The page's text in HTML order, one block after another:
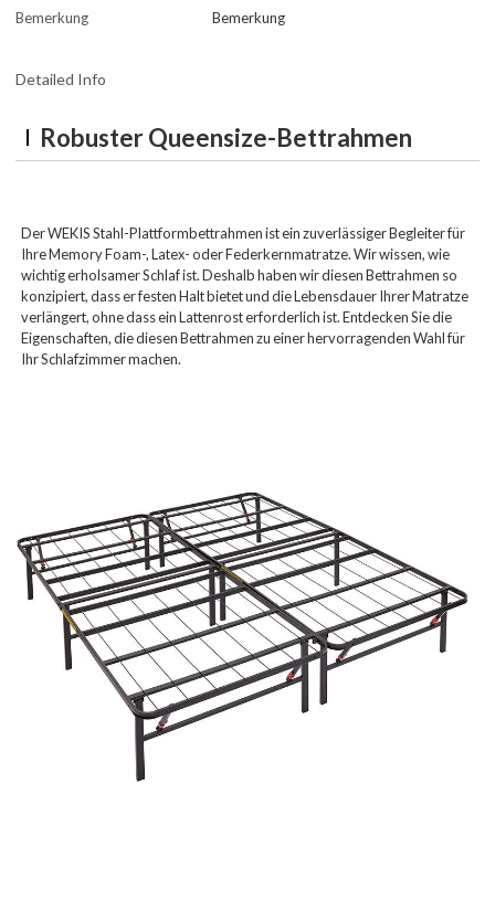
Bemerkung
Bemerkung
Detailed Info
Robuster Queensize-Bettrahmen
Der WEKIS Stahl-Plattformbettrahmen ist ein zuverlässiger Begleiter für
Ihre Memory Foam-, Latex- oder Federkernmatratze. Wir wissen, wie
wichtig erholsamer Schlaf ist. Deshalb haben wir diesen Bettrahmen so
konzipiert, dass er festen Halt bietet und die Lebensdauer Ihrer Matratze
verlängert, ohne dass ein Lattenrost erforderlich ist. Entdecken Sie die
Eigenschaften, die diesen Bettrahmen zu einer hervorragenden Wahl für
Ihr Schlafzimmer machen.